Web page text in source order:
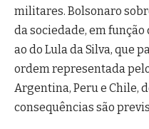
militares. Bolsonaro
da sociedade, em
ao do Lula da Silva, que
ordem representada
Argentina, Peru e Chile,
consequências são